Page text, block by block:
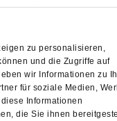
zu personalisieren,
und die Zugriffe auf
wir Informationen zu
für soziale Medien,
Informationen
die Sie ihnen
heute von ihm